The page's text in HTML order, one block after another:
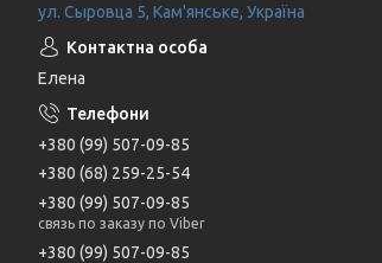
ул. Сыровца 5, Кам'янське, Україна
Елена
+380 (99) 507-09-85
+380 (68) 259-25-54
+380 (99) 507-09-85
связь по заказу по Viber
+380 (99) 507-09-85